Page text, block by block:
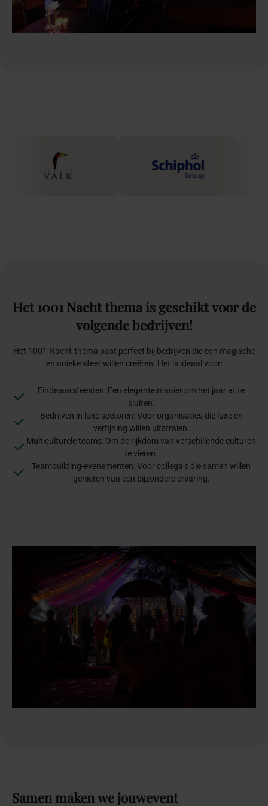
Het 1001 Nachtthema is geschiktvoor de
volgendebedrijven!
Het 1001 Nacht-thema past perfect bij bedrijven die een magische
en unieke sfeer willen creëren. Het is ideaal voor:
Eindejaarsfeesten: Een elegante manier om het jaar af te
sluiten.
Bedrijven in luxe sectoren: Voor organisaties die luxe en
verfijning willen uitstralen.
Multiculturele teams: Om de rijkdom van verschillende culturen
te vieren.
Teambuilding-evenementen: Voor collega’s die samen willen
genieten van een bijzondere ervaring.
Samen makenwejouwevent